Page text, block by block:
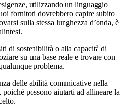
utilizzando un linguaggio
fornitori dovrebbero capire subito
sulla stessa lunghezza d’onda, è
di sostenibilità o alla capacità di
su una base reale e trovare con
problema.
delle abilità comunicative nella
possono aiutarti ad allineare la